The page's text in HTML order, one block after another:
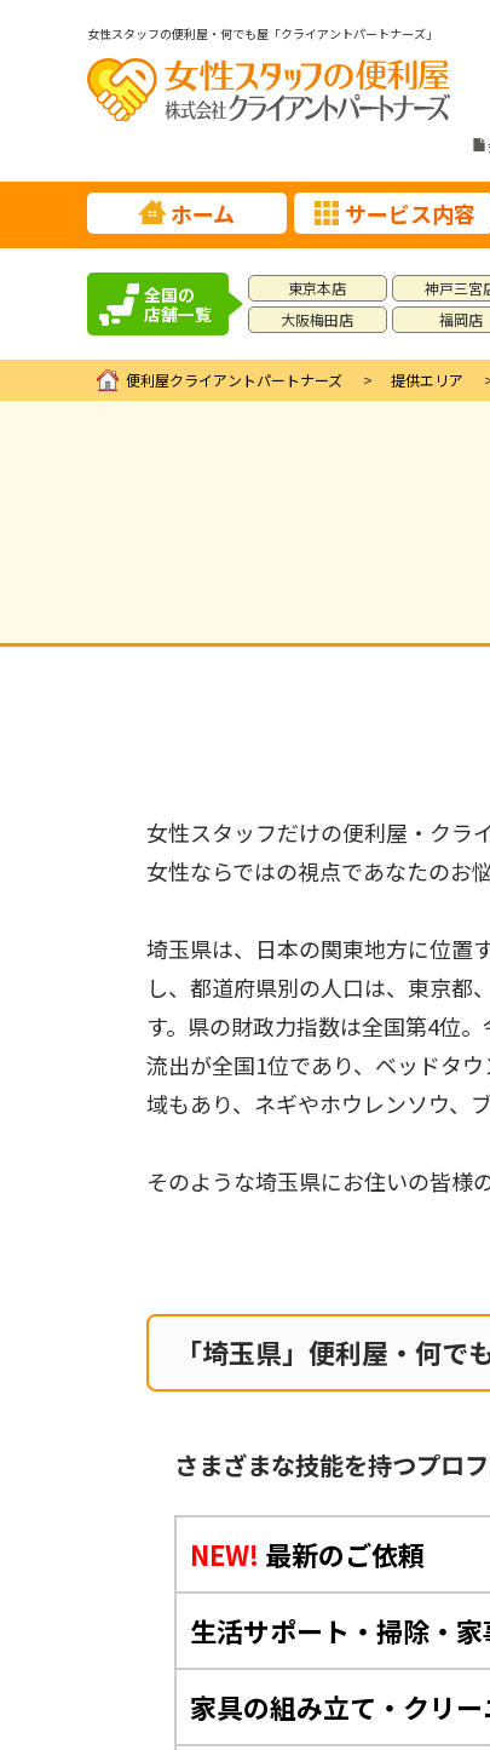
女性スタッフの便利屋・何でも屋「クライアントパートナーズ」
ホーム サービス内容
全国の
店舗一覧
東京本店
大阪梅田店
神戸三宮
福岡店
便利屋クライアントパートナーズ 提供エリア
女性スタッフだけの便利屋・クラ
女性ならではの視点であなたのお
埼玉県は、日本の関東地方に位置
し、都道府県別の人口は、東京都
す。県の財政力指数は全国第4位
流出が全国1位であり、ベッドタ
域もあり、ネギやホウレンソウ、
そのような埼玉県にお住いの皆様
「埼玉県」便利屋・何
さまざまな技能を持つプロ
NEW! 最新のご依頼
生活サポート・掃除・
家具の組み立て・クリ